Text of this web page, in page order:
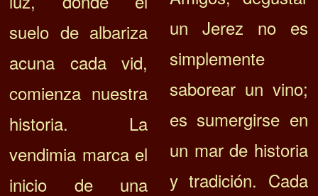
suelo de albariza
acuna cada vid,
comienza nuestra
historia. La
vendimia marca el
inicio de una
un Jerez no es
simplemente
saborear un vino;
es sumergirse en
un mar de historia
y tradición. Cada